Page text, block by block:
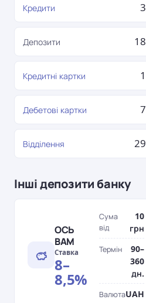
Кредити 3
Депозити 18
Кредитні картки 1
Дебетові картки 7
Відділення 29
Інші депозити банку
ОСЬ
ВАМ
Ставка
8–
8,5%
Сума
від
10
грн
Термін
90–
360
дн.
ВалютаUAH